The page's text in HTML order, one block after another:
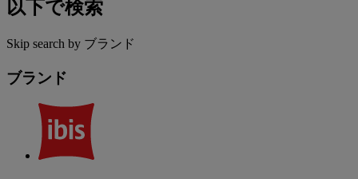
以下で検索
Skip search by ブランド
ブランド